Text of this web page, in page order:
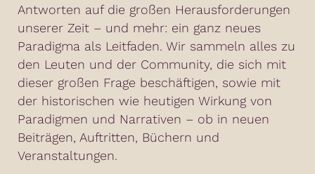
Antworten auf die großen Herausforderungen
unserer Zeit – und mehr: ein ganz neues
Paradigma als Leitfaden. Wir sammeln alles zu
den Leuten und der Community, die sich mit
dieser großen Frage beschäftigen, sowie mit
der historischen wie heutigen Wirkung von
Paradigmen und Narrativen – ob in neuen
Beiträgen, Auftritten, Büchern und
Veranstaltungen.